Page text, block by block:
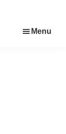
Menu